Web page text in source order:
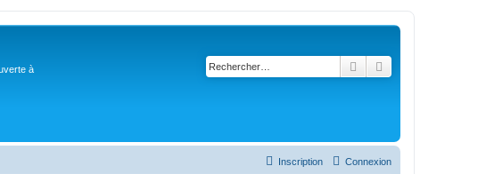
à
Rechercher
Connexion
Inscription